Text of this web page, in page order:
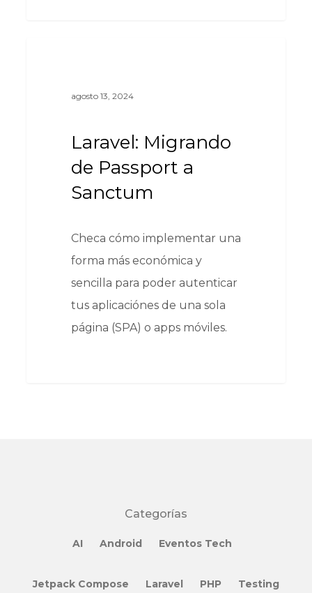
agosto 13, 2024
Laravel: Migrando
de Passport a
Sanctum
Checa cómo implementar una
forma más económica y
sencilla para poder autenticar
tus aplicaciónes de una sola
página (SPA) o apps móviles.
Categorías
AI Android Eventos Tech
Jetpack Compose Laravel PHP Testing